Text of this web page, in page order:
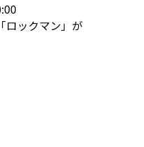
ロックマン」が